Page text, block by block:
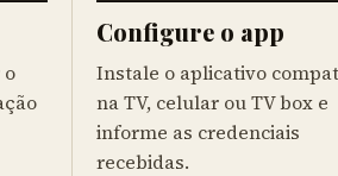
o
Configure o app
Instale o aplicativo
na TV, celular ou TV box e
informe as credenciais
recebidas.